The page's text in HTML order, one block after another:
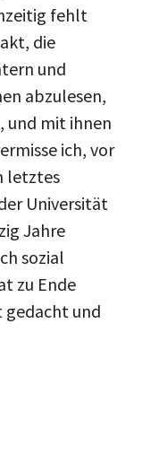
fehlt
die
und
abzulesen,
und mit ihnen
ich, vor
letztes
Universität
Jahre
sozial
zu Ende
und